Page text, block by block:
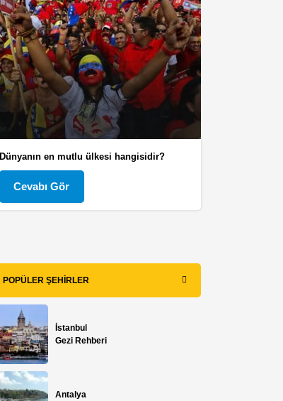
Dünyanın en mutlu ülkesi hangisidir?
Cevabı Gör
POPÜLER ŞEHIRLER
İstanbul
Gezi Rehberi
Antalya